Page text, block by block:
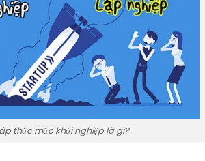
thắc mắc khởi nghiệp là gì?